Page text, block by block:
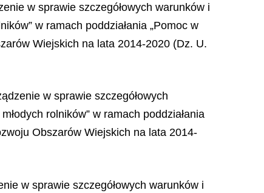
w sprawie szczegółowych warunków i
w ramach poddziałania „Pomoc w
Wiejskich na lata 2014-2020 (Dz. U.
w sprawie szczegółowych
rolników” w ramach poddziałania
Obszarów Wiejskich na lata 2014-
w sprawie szczegółowych warunków i